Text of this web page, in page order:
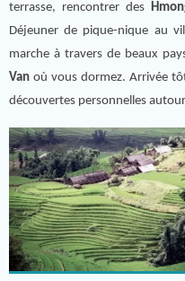
terrasse, rencontrer des
Déjeuner de pique-nique au
marche à travers de beaux
Van où vous dormez. Arrivée
découvertes personnelles